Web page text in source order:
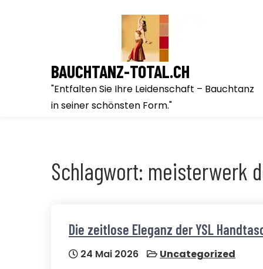
BAUCHTANZ-TOTAL.CH
"Entfalten Sie Ihre Leidenschaft – Bauchtanz
in seiner schönsten Form."
Schlagwort: meisterwerk
Die zeitlose Eleganz der YSL
24 Mai 2026 Uncategorized